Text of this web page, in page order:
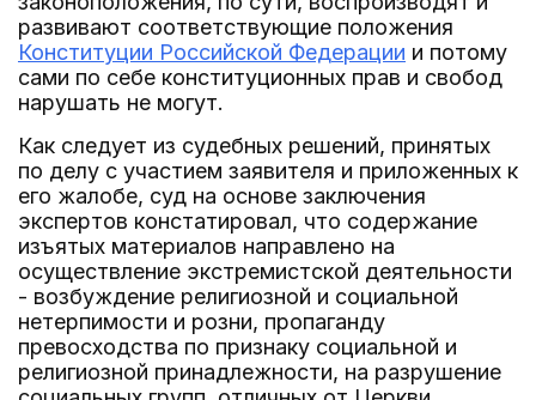
развивают соответствующие положения
Конституции Российской Федерации и потому
сами по себе конституционных прав и свобод
нарушать не могут.
Как следует из судебных решений, принятых
по делу с участием заявителя и приложенных к
его жалобе, суд на основе заключения
экспертов констатировал, что содержание
изъятых материалов направлено на
осуществление экстремистской деятельности
- возбуждение религиозной и социальной
нетерпимости и розни, пропаганду
превосходства по признаку социальной и
религиозной принадлежности, на разрушение